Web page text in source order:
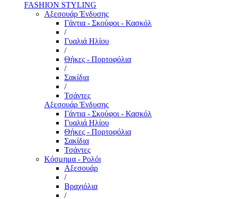
FASHION STYLING
Αξεσουάρ Ένδυσης
Γάντια - Σκούφοι - Κασκόλ
/
Γυαλιά Ηλίου
/
Θήκες - Πορτοφόλια
/
Σακίδια
/
Τσάντες
Αξεσουάρ Ένδυσης
Γάντια - Σκούφοι - Κασκόλ
Γυαλιά Ηλίου
Θήκες - Πορτοφόλια
Σακίδια
Τσάντες
Κόσμημα - Ρολόι
Αξεσουάρ
/
Βραχιόλια
/